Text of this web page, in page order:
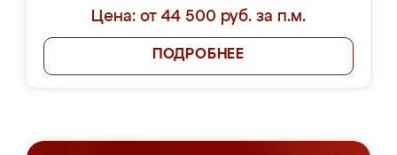
Цена: от 44 500 руб. за п.м.
ПОДРОБНЕЕ